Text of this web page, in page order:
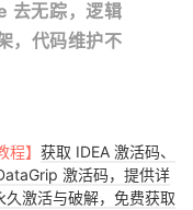
去无踪，逻辑
，代码维护不
】 获取 IDEA 激活码、
激活码，提供详
激活与破解，免费获取